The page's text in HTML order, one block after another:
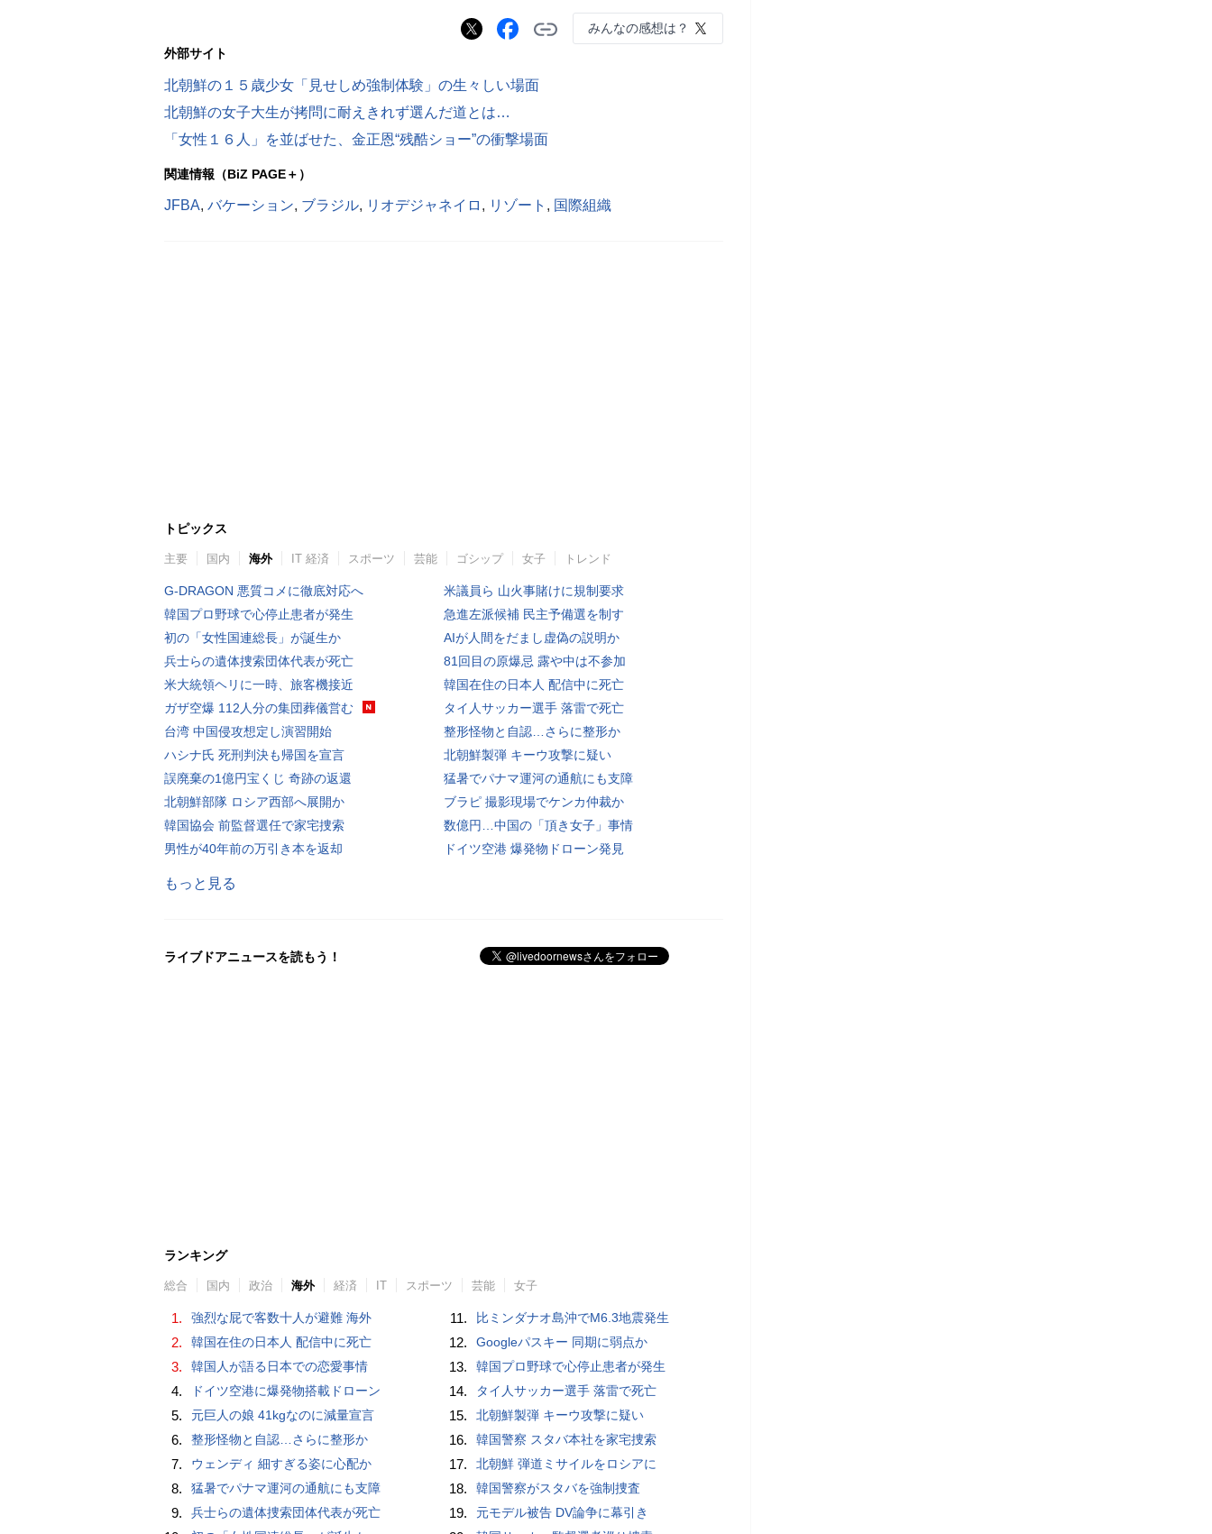
みんなの感想は？
外部サイト
北朝鮮の１５歳少女「見せしめ強制体験」の生々しい場面
北朝鮮の女子大生が拷問に耐えきれず選んだ道とは…
「女性１６人」を並ばせた、金正恩“残酷ショー”の衝撃場面
関連情報（BiZ PAGE＋）
JFBA, バケーション, ブラジル, リオデジャネイロ , リゾート , 国際組織
トピックス
主要 国内 海外 IT 経済 スポーツ 芸能 ゴシップ 女子 トレンド
G-DRAGON 悪質コメに徹底対応へ
韓国プロ野球で心停止患者が発生
初の「女性国連総長」が誕生か
兵士らの遺体捜索団体代表が死亡
米大統領ヘリに一時、旅客機接近
ガザ空爆 112人分の集団葬儀営む
台湾 中国侵攻想定し演習開始
ハシナ氏 死刑判決も帰国を宣言
誤廃棄の1億円宝くじ 奇跡の返還
北朝鮮部隊 ロシア西部へ展開か
韓国協会 前監督選任で家宅捜索
男性が40年前の万引き本を返却
米議員ら 山火事賭けに規制要求
急進左派候補 民主予備選を制す
AIが人間をだまし虚偽の説明か
81回目の原爆忌 露や中は不参加
韓国在住の日本人 配信中に死亡
タイ人サッカー選手 落雷で死亡
整形怪物と自認…さらに整形か
北朝鮮製弾 キーウ攻撃に疑い
猛暑でパナマ運河の通航にも支障
ブラピ 撮影現場でケンカ仲裁か
数億円…中国の「頂き女子」事情
ドイツ空港 爆発物ドローン発見
もっと見る
ライブドアニュースを読もう！
ランキング
総合 国内 政治 海外 経済 IT スポーツ 芸能 女子
1. 強烈な屁で客数十人が避難 海外
2. 韓国在住の日本人 配信中に死亡
3. 韓国人が語る日本での恋愛事情
4. ドイツ空港に爆発物搭載ドローン
5. 元巨人の娘 41kgなのに減量宣言
6. 整形怪物と自認…さらに整形か
7. ウェンディ 細すぎる姿に心配か
8. 猛暑でパナマ運河の通航にも支障
9. 兵士らの遺体捜索団体代表が死亡
11. 比ミンダナオ島沖でM6.3地震発生
12. Googleパスキー 同期に弱点か
13. 韓国プロ野球で心停止患者が発生
14. タイ人サッカー選手 落雷で死亡
15. 北朝鮮製弾 キーウ攻撃に疑い
16. 韓国警察 スタバ本社を家宅捜索
17. 北朝鮮 弾道ミサイルをロシアに
18. 韓国警察がスタバを強制捜査
19. 元モデル被告 DV論争に幕引き